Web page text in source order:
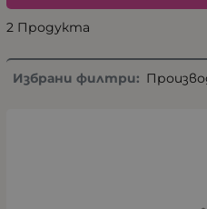
2 Продукта
Избрани филтри: